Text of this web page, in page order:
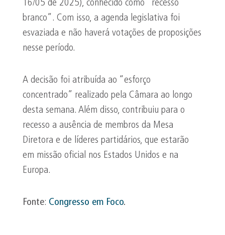
16/05 de 2025), conhecido como “recesso
branco”. Com isso, a agenda legislativa foi
esvaziada e não haverá votações de proposições
nesse período.
A decisão foi atribuída ao “esforço
concentrado” realizado pela Câmara ao longo
desta semana. Além disso, contribuiu para o
recesso a ausência de membros da Mesa
Diretora e de líderes partidários, que estarão
em missão oficial nos Estados Unidos e na
Europa.
Fonte: Congresso em Foco.